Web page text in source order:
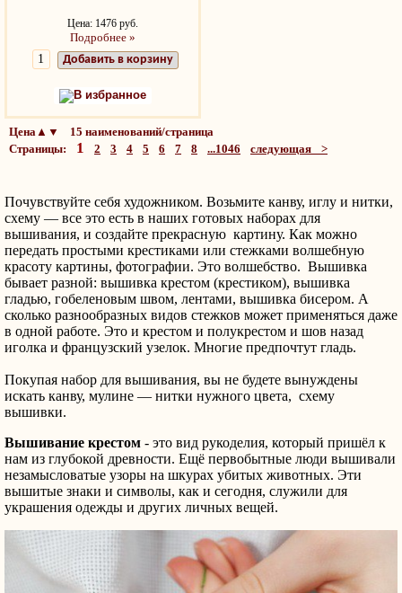
Цена: 1476 руб.
Подробнее »
Добавить в корзину
В избранное
Цена▲▼ 15 наименований/страница
Страницы: 1 2 3 4 5 6 7 8 ...1046 следующая >
Почувствуйте себя художником. Возьмите канву, иглу и нитки,
схему — все это есть в наших готовых наборах для
вышивания, и создайте прекрасную картину. Как можно
передать простыми крестиками или стежками волшебную
красоту картины, фотографии. Это волшебство. Вышивка
бывает разной: вышивка крестом (крестиком), вышивка
гладью, гобеленовым швом, лентами, вышивка бисером. А
сколько разнообразных видов стежков может применяться даже
в одной работе. Это и крестом и полукрестом и шов назад
иголка и французский узелок. Многие предпочтут гладь.
Покупая набор для вышивания, вы не будете вынуждены
искать канву, мулине — нитки нужного цвета, схему
вышивки.
Вышивание крестом - это вид рукоделия, который пришёл к
нам из глубокой древности. Ещё первобытные люди вышивали
незамысловатые узоры на шкурах убитых животных. Эти
вышитые знаки и символы, как и сегодня, служили для
украшения одежды и других личных вещей.